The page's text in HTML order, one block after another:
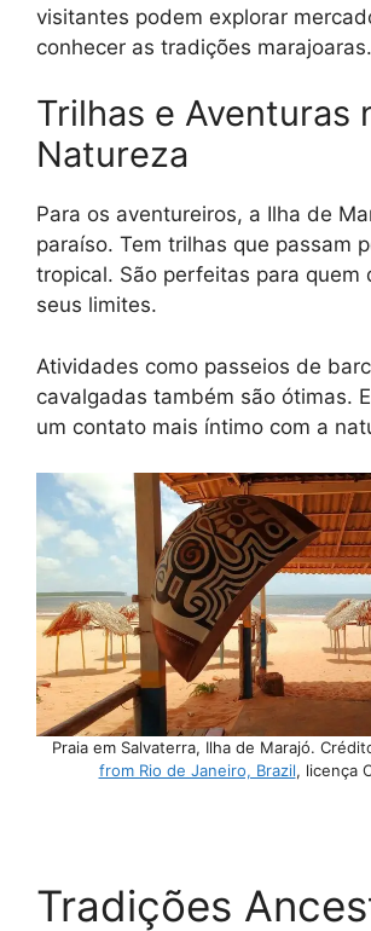
visitantes podem explorar
conhecer as tradições marajoaras.
Trilhas e Aventuras
Natureza
Para os aventureiros, a Ilha de
paraíso. Tem trilhas que passam
tropical. São perfeitas para quem
seus limites.
Atividades como passeios de
cavalgadas também são ótimas.
um contato mais íntimo com a
Praia em Salvaterra, Ilha de Marajó.
from Rio de Janeiro, Brazil, licença
Tradições